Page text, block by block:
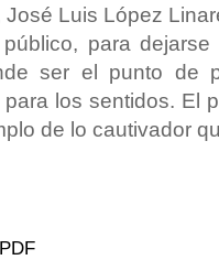
Luis López
para
ser el punto de
los sentidos. El
de lo cautivador